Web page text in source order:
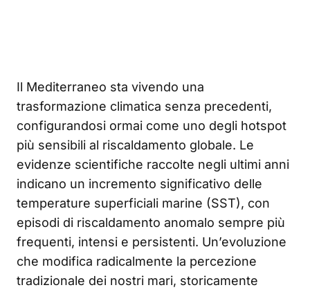
Il Mediterraneo sta vivendo una
trasformazione climatica senza precedenti,
configurandosi ormai come uno degli hotspot
più sensibili al riscaldamento globale. Le
evidenze scientifiche raccolte negli ultimi anni
indicano un incremento significativo delle
temperature superficiali marine (SST), con
episodi di riscaldamento anomalo sempre più
frequenti, intensi e persistenti. Un’evoluzione
che modifica radicalmente la percezione
tradizionale dei nostri mari, storicamente